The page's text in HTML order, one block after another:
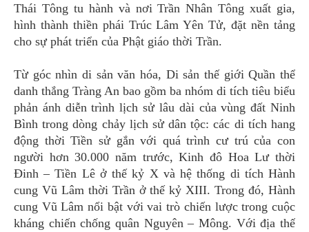
Thái Tông tu hành và nơi Trần Nhân Tông xuất gia,
hình thành thiền phái Trúc Lâm Yên Tử, đặt nền tảng
cho sự phát triển của Phật giáo thời Trần.
Từ góc nhìn di sản văn hóa, Di sản thế giới Quần thể
danh thắng Tràng An bao gồm ba nhóm di tích tiêu biểu
phản ánh diễn trình lịch sử lâu dài của vùng đất Ninh
Bình trong dòng chảy lịch sử dân tộc: các di tích hang
động thời Tiền sử gắn với quá trình cư trú của con
người hơn 30.000 năm trước, Kinh đô Hoa Lư thời
Đinh – Tiền Lê ở thế kỷ X và hệ thống di tích Hành
cung Vũ Lâm thời Trần ở thế kỷ XIII. Trong đó, Hành
cung Vũ Lâm nổi bật với vai trò chiến lược trong cuộc
kháng chiến chống quân Nguyên – Mông. Với địa thế